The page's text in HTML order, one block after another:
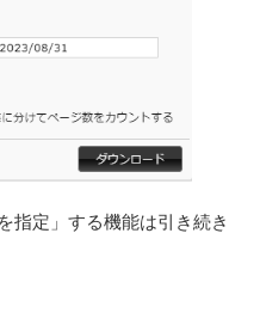
指定」する機能は引き続き